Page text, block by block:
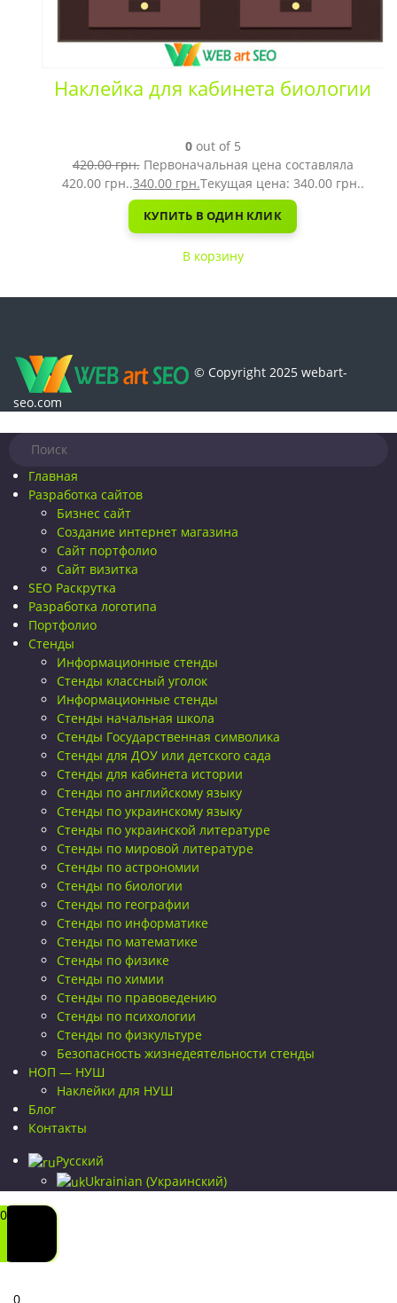
Наклейка для кабинета биологии
0out of 5
420.00грн. Первоначальная цена составляла
420.00 грн..340.00 грн.Текущая цена: 340.00 грн..
КУПИТЬ В ОДИН КЛИК
В корзину
© Copyright 2025 webart-
seo.com
Главная
Разработка сайтов
Бизнес сайт
Создание интернет магазина
Сайт портфолио
Сайт визитка
SEO Раскрутка
Разработка логотипа
Портфолио
Стенды
Информационные стенды
Стенды классный уголок
Информационные стенды
Стенды начальная школа
Стенды Государственная символика
Стенды для ДОУ или детского сада
Стенды для кабинета истории
Стенды по английскому языку
Стенды по украинскому языку
Стенды по украинской литературе
Стенды по мировой литературе
Стенды по астрономии
Стенды по биологии
Стенды по географии
Стенды по информатике
Стенды по математике
Стенды по физике
Стенды по химии
Стенды по правоведению
Стенды по психологии
Стенды по физкультуре
Безопасность жизнедеятельности стенды
НОП — НУШ
Наклейки для НУШ
Блог
Контакты
Русский
Ukrainian (Украинский)
0
0